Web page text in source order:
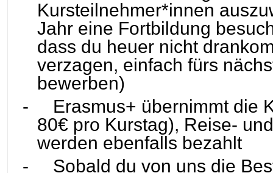
Kursteilnehmer*innen
Jahr eine Fortbildung
dass du heuer nicht
verzagen, einfach fürs
bewerben)
-
Erasmus+ übernimmt die
80€ pro Kurstag), Reise-
werden ebenfalls bezahlt
-
Sobald du von uns die